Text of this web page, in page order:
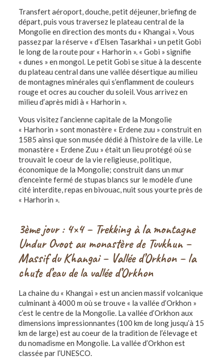
Transfert aéroport, douche, petit déjeuner, briefing de
départ, puis vous traversez le plateau central de la
Mongolie en direction des monts du « Khangai ». Vous
passez par la réserve « d’Elsen Tasarkhai » un petit Gobi
le long de la route pour « Harhorin ». « Gobi » signifie
« dunes » en mongol. Le petit Gobi se situe à la descente
du plateau central dans une vallée désertique au milieu
de montagnes minérales qui s’enflamment de couleurs
rouge et ocres au coucher du soleil. Vous arrivez en
milieu d’après midi à « Harhorin ».
Vous visitez l’ancienne capitale de la Mongolie
« Harhorin » sont monastère « Erdene zuu » construit en
1585 ainsi que son musée dédié à l’histoire de la ville. Le
monastère « Erdene Zuu » était un lieu protégé où se
trouvait le coeur de la vie religieuse, politique,
économique de la Mongolie; construit dans un mur
d’enceinte fermé de stupas blancs sur le modèle d’une
cité interdite, repas en bivouac, nuit sous yourte près de
« Harhorin ».
3ème jour : 4×4 – Trekking à la montagne
Undur Ovoot au monastère de Tuvkhun –
Massif du Khangai – Vallée d’Orkhon – la
chute d’eau de la vallée d’Orkhon
La chaine du « Khangai » est un ancien massif volcanique
culminant à 4000 m où se trouve « la vallée d’Orkhon »
c’est le centre de la Mongolie. La vallée d’Orkhon aux
dimensions impressionnantes (100 km de long jusqu’à 15
km de large) est au coeur de la tradition de l’élevage et
du nomadisme en Mongolie. La vallée d’Orkhon est
classée par l’UNESCO.